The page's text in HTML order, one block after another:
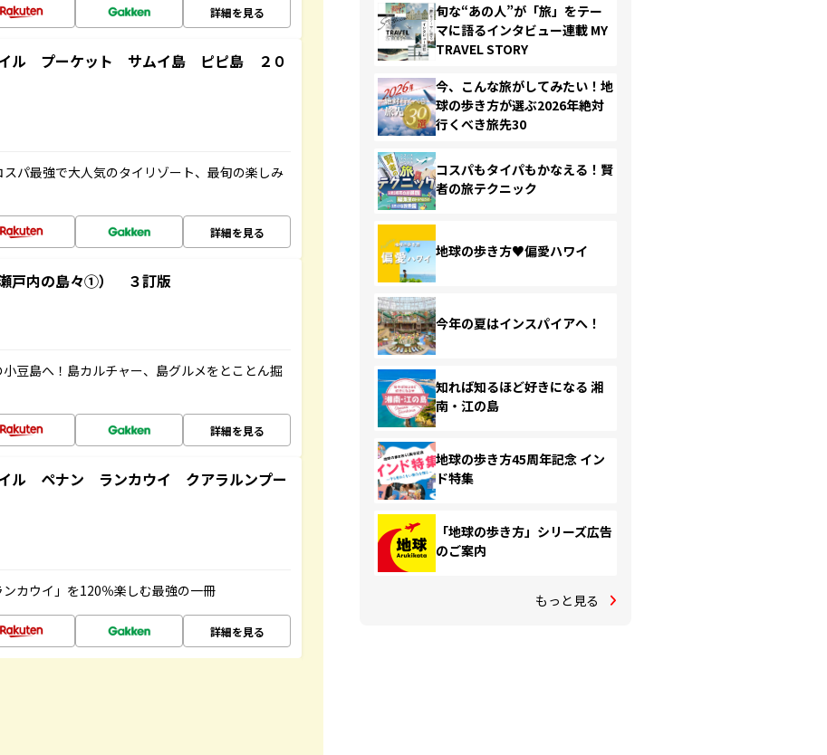
詳細を見る
ル プーケット サムイ島 ピピ島 ２０
パ最強で大人気のタイリゾート、最旬の楽しみ
詳細を見る
戸内の島々①） ３訂版
豆島へ！島カルチャー、島グルメをとことん掘
詳細を見る
ル ペナン ランカウイ クアラルンプー
カウイ」を120％楽しむ最強の一冊
詳細を見る
旬な“あの人”が「旅」をテー
マに語るインタビュー連載 MY
TRAVEL STORY
今、こんな旅がしてみたい！地
球の歩き方が選ぶ2026年絶対
行くべき旅先30
コスパもタイパもかなえる！賢
者の旅テクニック
地球の歩き方♥偏愛ハワイ
今年の夏はインスパイアへ！
知れば知るほど好きになる 湘
南・江の島
地球の歩き方45周年記念 イン
ド特集
「地球の歩き方」シリーズ広告
のご案内
もっと見る